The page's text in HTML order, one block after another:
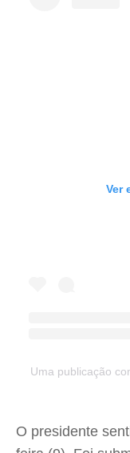
Ver
Uma publicação
O presidente